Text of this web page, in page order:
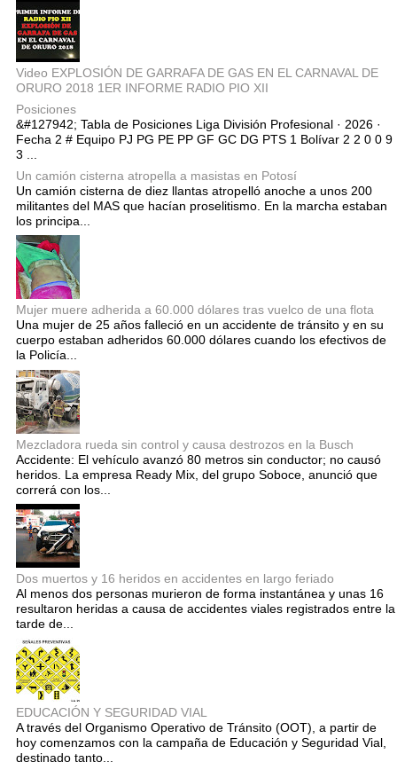
Video EXPLOSIÓN DE GARRAFA DE GAS EN EL CARNAVAL DE
ORURO 2018 1ER INFORME RADIO PIO XII
Posiciones
&#127942; Tabla de Posiciones Liga División Profesional · 2026 ·
Fecha 2 # Equipo PJ PG PE PP GF GC DG PTS 1 Bolívar 2 2 0 0 9
3 ...
Un camión cisterna atropella a masistas en Potosí
Un camión cisterna de diez llantas atropelló anoche a unos 200
militantes del MAS que hacían proselitismo. En la marcha estaban
los principa...
Mujer muere adherida a 60.000 dólares tras vuelco de una flota
Una mujer de 25 años falleció en un accidente de tránsito y en su
cuerpo estaban adheridos 60.000 dólares cuando los efectivos de
la Policía...
Mezcladora rueda sin control y causa destrozos en la Busch
Accidente: El vehículo avanzó 80 metros sin conductor; no causó
heridos. La empresa Ready Mix, del grupo Soboce, anunció que
correrá con los...
Dos muertos y 16 heridos en accidentes en largo feriado
Al menos dos personas murieron de forma instantánea y unas 16
resultaron heridas a causa de accidentes viales registrados entre la
tarde de...
EDUCACIÓN Y SEGURIDAD VIAL
A través del Organismo Operativo de Tránsito (OOT), a partir de
hoy comenzamos con la campaña de Educación y Seguridad Vial,
destinado tanto...